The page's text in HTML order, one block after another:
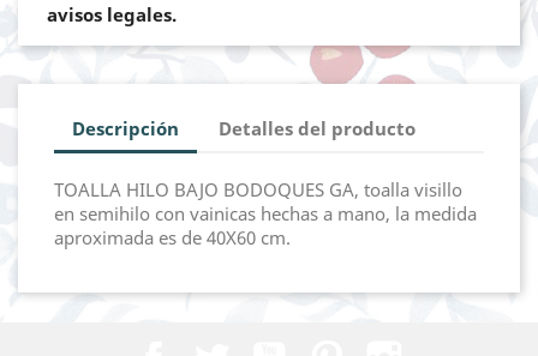
avisos legales.
Descripción Detalles del producto
TOALLA HILO BAJO BODOQUES GA, toalla visillo
en semihilo con vainicas hechas a mano, la medida
aproximada es de 40X60 cm.